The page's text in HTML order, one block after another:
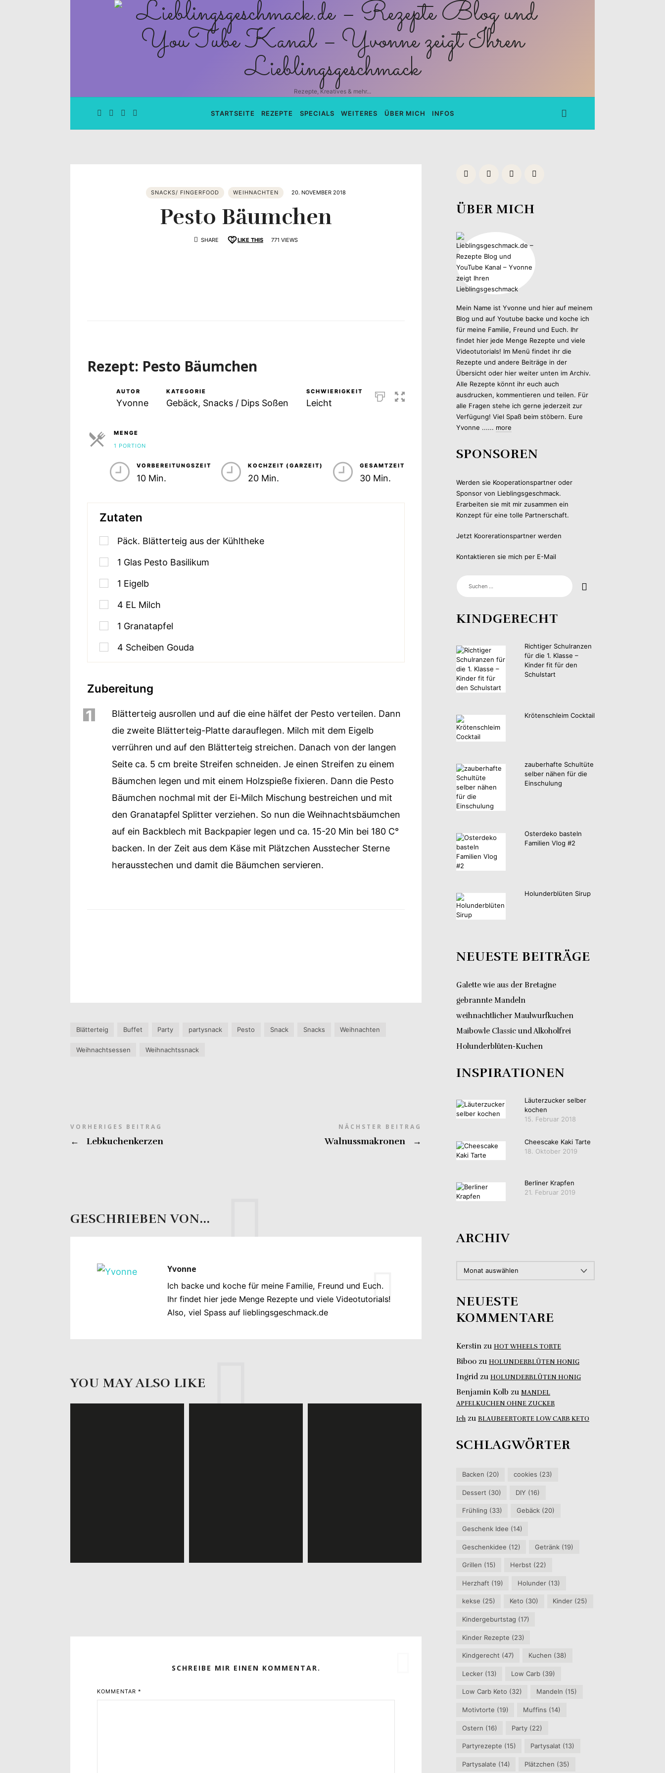
Lieblingsgeschmack.de
Rezepte
Blog
und
Kanal
Yvonne
Rezepte, Kreatives & mehr...
STARTSEITE REZEPTE SPECIALS WEITERES ÜBER MICH INFOS
SNACKS/ FINGERFOOD WEIHNACHTEN 20. NOVEMBER 2018
Pesto Bäumchen
SHARE LIKE THIS 771 VIEWS
Rezept: Pesto Bäumchen
AUTOR
Yvonne
KATEGORIE
Gebäck, Snacks / Dips Soßen
SCHWIERIGKEIT
Leicht
MENGE
1 PORTION
VORBEREITUNGSZEIT
10 Min.
KOCHZEIT (GARZEIT)
20 Min.
GESAMTZEIT
30 Min.
Zutaten
Päck. Blätterteig aus der Kühltheke
1 Glas Pesto Basilikum
1 Eigelb
4 EL Milch
1 Granatapfel
4 Scheiben Gouda
Zubereitung
1
Blätterteig ausrollen und auf die eine hälfet der Pesto verteilen. Dann
die zweite Blätterteig-Platte darauflegen. Milch mit dem Eigelb
verrühren und auf den Blätterteig streichen. Danach von der langen
Seite ca. 5 cm breite Streifen schneiden. Je einen Streifen zu einem
Bäumchen legen und mit einem Holzspieße fixieren. Dann die Pesto
Bäumchen nochmal mit der Ei-Milch Mischung bestreichen und mit
den Granatapfel Splitter verziehen. So nun die Weihnachtsbäumchen
auf ein Backblech mit Backpapier legen und ca. 15-20 Min bei 180 C°
backen. In der Zeit aus dem Käse mit Plätzchen Ausstecher Sterne
herausstechen und damit die Bäumchen servieren.
Blätterteig Buffet Party partysnack Pesto Snack Snacks Weihnachten
Weihnachtsessen Weihnachtssnack
VORHERIGES BEITRAG
← Lebkuchenkerzen
NÄCHSTER BEITRAG
Walnussmakronen →
GESCHRIEBEN VON...
Yvonne
Ich backe und koche für meine Familie, Freund und Euch.
Ihr findet hier jede Menge Rezepte und viele Videotutorials!
Also, viel Spass auf lieblingsgeschmack.de
YOU MAY ALSO LIKE
SCHREIBE MIR EINEN KOMMENTAR.
KOMMENTAR *
ÜBER MICH
Mein Name ist Yvonne und hier auf meinem
Blog und auf Youtube backe und koche ich
für meine Familie, Freund und Euch. Ihr
findet hier jede Menge Rezepte und viele
Videotutorials! Im Menü findet ihr die
Rezepte und andere Beiträge in der
Übersicht oder hier weiter unten im Archiv.
Alle Rezepte könnt ihr euch auch
ausdrucken, kommentieren und teilen. Für
alle Fragen stehe ich gerne jederzeit zur
Verfügung! Viel Spaß beim stöbern. Eure
Yvonne ...... more
SPONSOREN
Werden sie Kooperationspartner oder
Sponsor von Lieblingsgeschmack.
Erarbeiten sie mit mir zusammen ein
Konzept für eine tolle Partnerschaft.
Jetzt Koorerationspartner werden
Kontaktieren sie mich per E-Mail
SUCHEN
NACH:
KINDGERECHT
Richtiger Schulranzen
für die 1. Klasse –
Kinder fit für den
Schulstart
Krötenschleim Cocktail
zauberhafte Schultüte
selber nähen für die
Einschulung
Osterdeko basteln
Familien Vlog #2
Holunderblüten Sirup
NEUESTE BEITRÄGE
Galette wie aus der Bretagne
gebrannte Mandeln
weihnachtlicher Maulwurfkuchen
Maibowle Classic und Alkoholfrei
Holunderblüten-Kuchen
INSPIRATIONEN
Läuterzucker selber
kochen
15. Februar 2018
Cheescake Kaki Tarte
18. Oktober 2019
Berliner Krapfen
21. Februar 2019
ARCHIV
NEUESTE
KOMMENTARE
Kerstin zu HOT WHEELS TORTE
Biboo zu HOLUNDERBLÜTEN HONIG
Ingrid zu HOLUNDERBLÜTEN HONIG
Benjamin Kolb zu MANDEL
APFELKUCHEN OHNE ZUCKER
Ich zu BLAUBEERTORTE LOW CARB KETO
SCHLAGWÖRTER
Backen (20) cookies (23)
Dessert (30) DIY (16)
Frühling (33) Gebäck (20)
Geschenk Idee (14)
Geschenkidee (12) Getränk (19)
Grillen (15) Herbst (22)
Herzhaft (19) Holunder (13)
kekse (25) Keto (30) Kinder (25)
Kindergeburtstag (17)
Kinder Rezepte (23)
Kindgerecht (47) Kuchen (38)
Lecker(13) Low Carb (39)
Low Carb Keto (32) Mandeln (15)
Motivtorte (19) Muffins (14)
Ostern (16) Party (22)
Partyrezepte (15) Partysalat (13)
Partysalate (14) Plätzchen (35)